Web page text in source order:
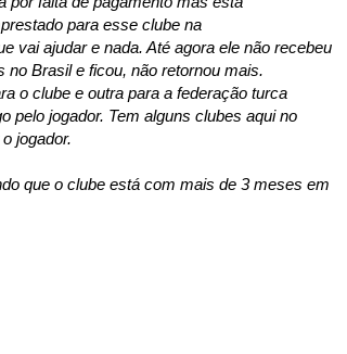
para esse clube na
vai ajudar e nada. Até agora ele não recebeu
Brasil e ficou, não retornou mais.
o clube e outra para a federação turca
pelo jogador. Tem alguns clubes aqui no
jogador.
que o clube está com mais de 3 meses em